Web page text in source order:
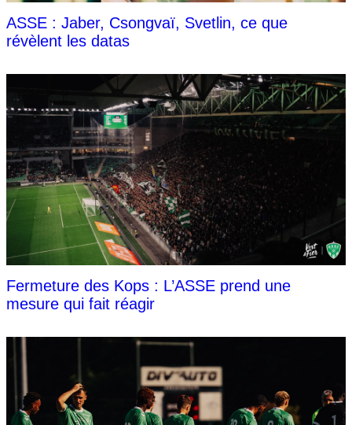
ASSE : Jaber, Csongvaï, Svetlin, ce que
révèlent les datas
Fermeture des Kops : L’ASSE prend une
mesure qui fait réagir